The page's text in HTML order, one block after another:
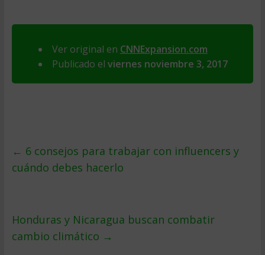
Ver original en CNNExpansion.com
Publicado el viernes noviembre 3, 2017
← 6 consejos para trabajar con influencers y
cuándo debes hacerlo
Honduras y Nicaragua buscan combatir
cambio climático →